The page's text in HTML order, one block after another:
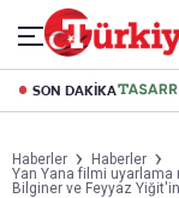
SON DAKİKA
Haberler
Haberler
Yan Yana filmi uyarlama
Bilginer ve Feyyaz